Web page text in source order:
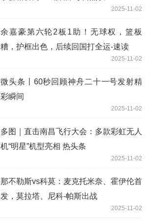
2025-11-02
余嘉豪第六轮2板1助！无球权，篮板
糟，护框出色，后续回国打全运-速读
2025-11-02
微头条丨60秒回顾神舟二十一号发射精
彩瞬间
2025-11-02
多图｜直击南昌飞行大会：多款彩虹无人
机“明星”机型亮相 热头条
2025-11-02
那不勒斯vs科莫：麦克托米奈、霍伊伦首
发，莫拉塔、尼科-帕斯出战
2025-11-02